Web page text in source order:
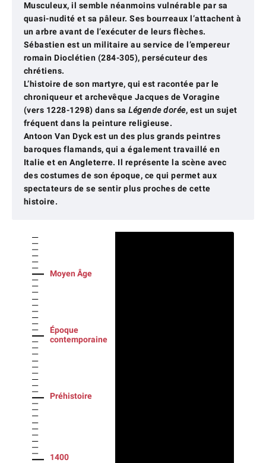
Musculeux, il semble néanmoins vulnérable par sa
quasi-nudité et sa pâleur. Ses bourreaux l’attachent à
un arbre avant de l’exécuter de leurs flèches.
Sébastien est un militaire au service de l’empereur
romain Dioclétien (284-305), persécuteur des
chrétiens.
L’histoire de son martyre, qui est racontée par le
chroniqueur et archevêque Jacques de Voragine
(vers 1228-1298) dans saLégende dorée, est un sujet
fréquent dans la peinture religieuse.
Antoon Van Dyck est un des plus grands peintres
baroques flamands, qui a également travaillé en
Italie et en Angleterre. Il représente la scène avec
des costumes de son époque, ce qui permet aux
spectateurs de se sentir plus proches de cette
histoire.
Moyen Âge
Époque
contemporaine
Préhistoire
1400